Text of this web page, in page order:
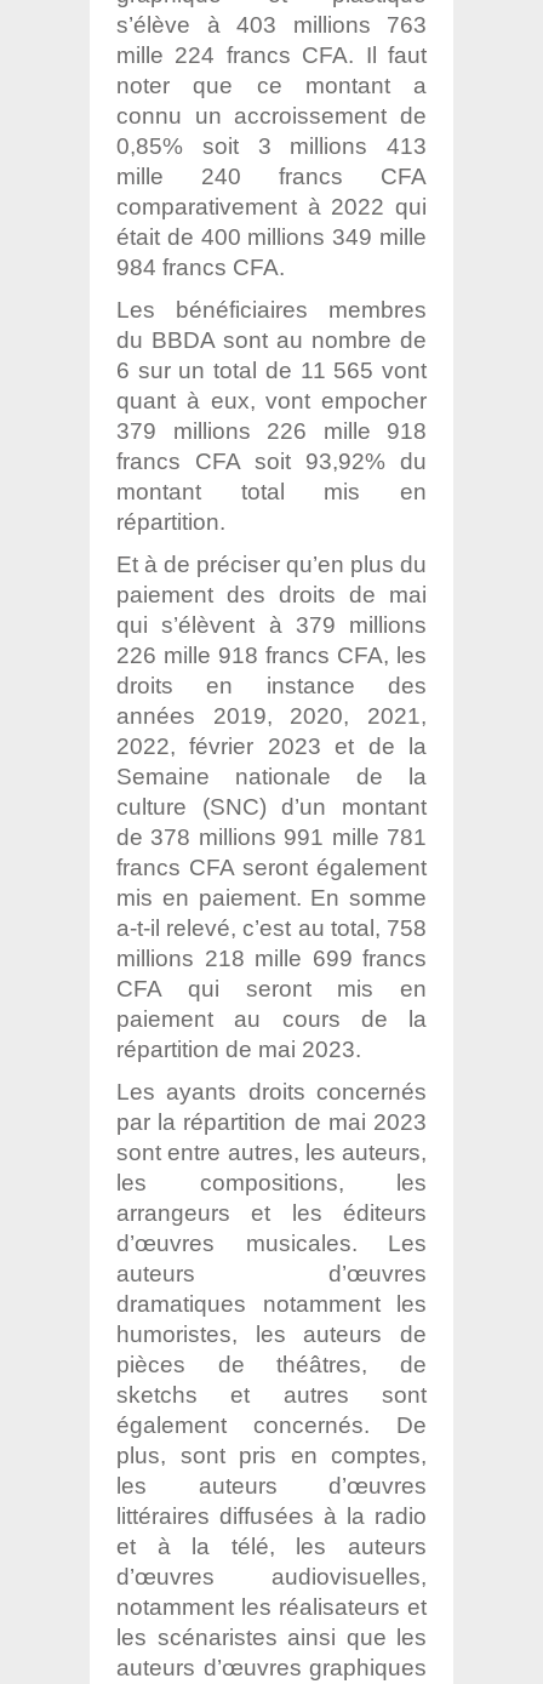
s’élève à 403 millions 763
mille 224 francs CFA. Il faut
noter que ce montant a
connu un accroissement de
0,85% soit 3 millions 413
mille 240 francs CFA
comparativement à 2022 qui
était de 400 millions 349 mille
984 francs CFA.
Les bénéficiaires membres
du BBDA sont au nombre de
6 sur un total de 11 565 vont
quant à eux, vont empocher
379 millions 226 mille 918
francs CFA soit 93,92% du
montant total mis en
répartition.
Et à de préciser qu’en plus du
paiement des droits de mai
qui s’élèvent à 379 millions
226 mille 918 francs CFA, les
droits en instance des
années 2019, 2020, 2021,
2022, février 2023 et de la
Semaine nationale de la
culture (SNC) d’un montant
de 378 millions 991 mille 781
francs CFA seront également
mis en paiement. En somme
a-t-il relevé, c’est au total, 758
millions 218 mille 699 francs
CFA qui seront mis en
paiement au cours de la
répartition de mai 2023.
Les ayants droits concernés
par la répartition de mai 2023
sont entre autres, les auteurs,
les compositions, les
arrangeurs et les éditeurs
d’œuvres musicales. Les
auteurs d’œuvres
dramatiques notamment les
humoristes, les auteurs de
pièces de théâtres, de
sketchs et autres sont
également concernés. De
plus, sont pris en comptes,
les auteurs d’œuvres
littéraires diffusées à la radio
et à la télé, les auteurs
d’œuvres audiovisuelles,
notamment les réalisateurs et
les scénaristes ainsi que les
auteurs d’œuvres graphiques